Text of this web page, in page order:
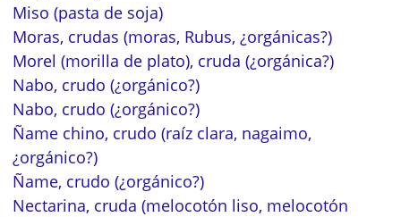
Miso (pasta de soja)
Moras, crudas (moras, Rubus, ¿orgánicas?)
Morel (morilla de plato), cruda (¿orgánica?)
Nabo, crudo (¿orgánico?)
Nabo, crudo (¿orgánico?)
Ñame chino, crudo (raíz clara, nagaimo,
¿orgánico?)
Ñame, crudo (¿orgánico?)
Nectarina, cruda (melocotón liso, melocotón